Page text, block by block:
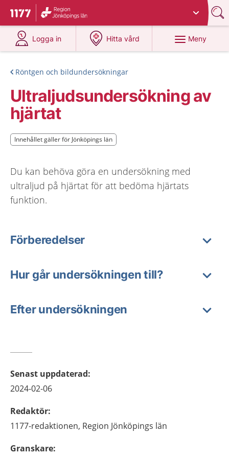
Till startsidan för 1177
Du har valt region
Logga in
på 1177.se
Hitta vård
på 1177.se
Meny
Röntgen och bildundersökningar
Ultraljudsundersökning av
hjärtat
Innehållet gäller för Jönköpings län
Innehållet gäller för Jönköpings län
Du kan behöva göra en undersökning med
ultraljud på hjärtat för att bedöma hjärtats
funktion.
Förberedelser
Hur går undersökningen till?
Efter undersökningen
Senast uppdaterad:
2024-02-06
Redaktör:
1177-redaktionen, Region Jönköpings län
Granskare: